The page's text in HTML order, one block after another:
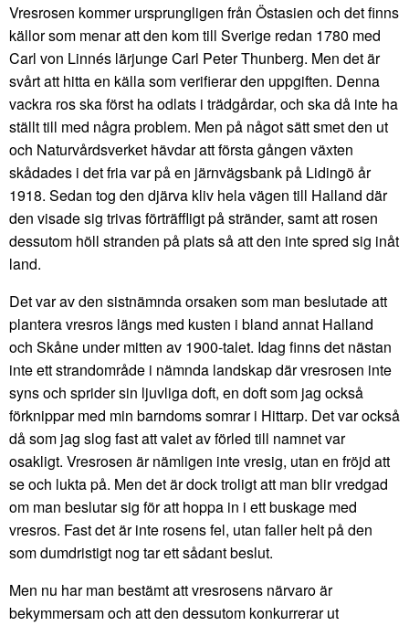
Vresrosen kommer ursprungligen från Östasien och det finns
källor som menar att den kom till Sverige redan 1780 med
Carl von Linnés lärjunge Carl Peter Thunberg. Men det är
svårt att hitta en källa som verifierar den uppgiften. Denna
vackra ros ska först ha odlats i trädgårdar, och ska då inte ha
ställt till med några problem. Men på något sätt smet den ut
och Naturvårdsverket hävdar att första gången växten
skådades i det fria var på en järnvägsbank på Lidingö år
1918. Sedan tog den djärva kliv hela vägen till Halland där
den visade sig trivas förträffligt på stränder, samt att rosen
dessutom höll stranden på plats så att den inte spred sig inåt
land.
Det var av den sistnämnda orsaken som man beslutade att
plantera vresros längs med kusten i bland annat Halland
och Skåne under mitten av 1900-talet. Idag finns det nästan
inte ett strandområde i nämnda landskap där vresrosen inte
syns och sprider sin ljuvliga doft, en doft som jag också
förknippar med min barndoms somrar i Hittarp. Det var också
då som jag slog fast att valet av förled till namnet var
osakligt. Vresrosen är nämligen inte vresig, utan en fröjd att
se och lukta på. Men det är dock troligt att man blir vredgad
om man beslutar sig för att hoppa in i ett buskage med
vresros. Fast det är inte rosens fel, utan faller helt på den
som dumdristigt nog tar ett sådant beslut.
Men nu har man bestämt att vresrosens närvaro är
bekymmersam och att den dessutom konkurrerar ut